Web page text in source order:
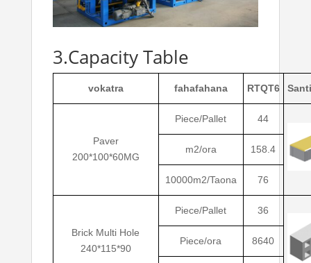
3.Capacity Table
vokatra fahafahana RTQT6
Paver
200*100*60MG
Piece/Pallet 44
m2/ora 158.4
10000m2/Taona 76
Brick Multi Hole
240*115*90
Piece/Pallet 36
Piece/ora 8640